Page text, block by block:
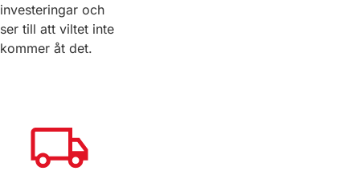
investeringar och
ser till att viltet inte
kommer åt det.